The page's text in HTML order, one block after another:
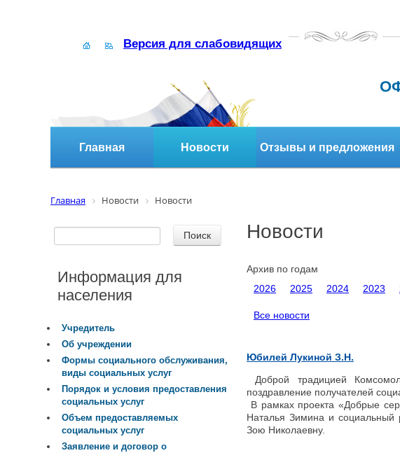
Версия для слабовидящих
Главная Новости Отзывы и предложения
Главная Новости Новости
Новости
Архив по годам
2026
2025 2024 2023
Все новости
Юбилей Лукиной З.Н.
Доброй традицией
поздравление получателей
В рамках проекта «Добрые
Наталья Зимина и социальный
Зою Николаевну.
Информация для
населения
Учредитель
Об учреждении
Формы социального обслуживания,
виды социальных услуг
Порядок и условия предоставления
социальных услуг
Объем предоставляемых
социальных услуг
Заявление и договор о